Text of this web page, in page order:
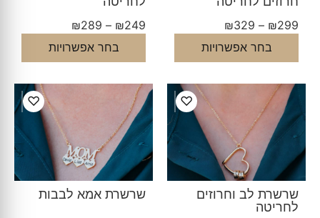
₪299
–
₪329
בחר אפשרויות
₪249
–
₪289
בחר אפשרויות
♡
שרשרת לב וחרוזים
לחריטה
♡
שרשרת אמא לבבות